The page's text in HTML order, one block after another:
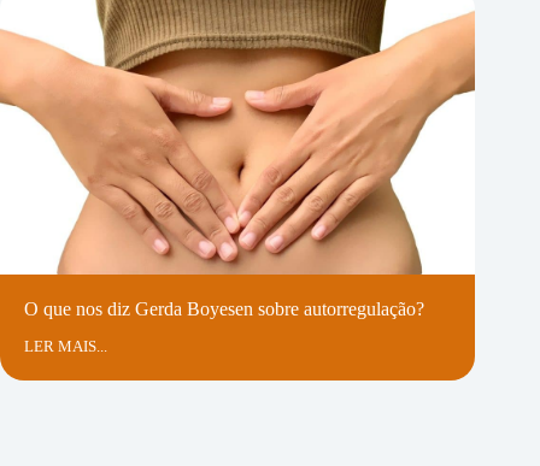
O que nos diz Gerda Boyesen sobre autorregulação?
LER MAIS...